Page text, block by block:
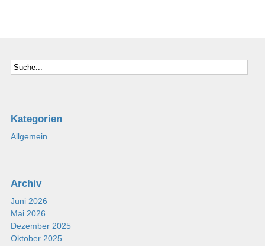
Kategorien
Allgemein
Archiv
Juni 2026
Mai 2026
Dezember 2025
Oktober 2025